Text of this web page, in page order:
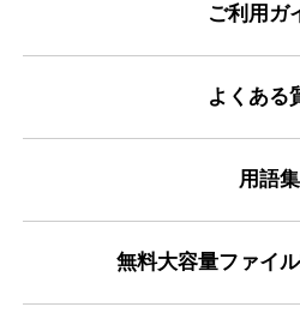
ご利用ガ
よくある
用語集
無料大容量ファイ